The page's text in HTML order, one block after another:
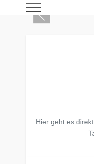
Mobile Menu Toggle
Hier geht es